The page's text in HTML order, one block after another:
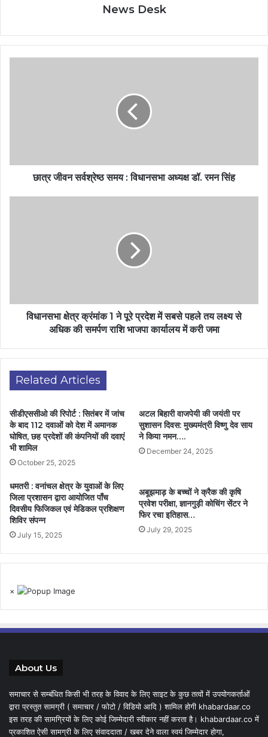
News Desk
छात्र जीवन सर्वश्रेष्ठ समय : विधानसभा अध्यक्ष डॉ. रमन सिंह
विधानसभा क्षेत्र क्रंमांक 1 ने पूरे प्रदेश में सबसे पहले तय लक्ष्य से
अधिक की समर्पण राशि भाजपा कार्यालय में करी जमा
Related Articles
सीडीएससीओ की रिपोर्ट : सितंबर में जांच
के बाद 112 दवाओं को देश में अमानक
घोषित, छह प्रदेशों की कंपनियों की दवाएं
भी शामिल
October 25, 2025
अटल बिहारी वाजपेयी की जयंती पर
सुशासन दिवस: मुख्यमंत्री विष्णु देव साय
ने किया नमन….
December 24, 2025
धमतरी : वनांचल क्षेत्र के युवाओं के लिए
जिला प्रशासन द्वारा आयोजित पाँच
दिवसीय फिजिकल एवं मेडिकल प्रशिक्षण
शिविर संपन्न
July 15, 2025
अबूझमाड़ के बच्चों ने क्रैक की कृषि
प्रवेश परीक्षा, ज्ञानगुड़ी कोचिंग सेंटर ने
फिर रचा इतिहास…
July 29, 2025
×
About Us
समाचार से सम्बंधित किसी भी तरह के विवाद के लिए साइट के कुछ तत्वों में उपयोगकर्ताओं
द्वारा प्रस्तुत सामग्री ( समाचार / फोटो / विडियो आदि ) शामिल होगी khabardaar.co
इस तरह की सामग्रियों के लिए कोई जिम्मेदारी स्वीकार नहीं करता है। khabardaar.co में
प्रकाशित ऐसी सामग्री के लिए संवाददाता / खबर देने वाला स्वयं जिम्मेदार होगा,